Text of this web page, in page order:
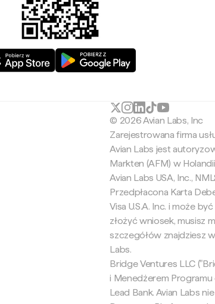
© 2026 Avian Labs, Inc
Zarejestrowana firma
Avian Labs jest
Markten (AFM) w
Avian Labs USA, Inc.,
Przedpłacona Karta
Visa U.S.A. Inc. i może
złożyć wniosek, musisz
szczegółów znajdziesz
Labs.
Bridge Ventures LLC
i Menedżerem Programu
Lead Bank. Avian Labs